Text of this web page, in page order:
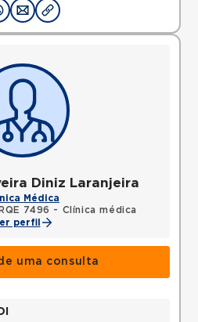
Diniz Laranjeira
Médica
RQE 7496 - Clínica médica
perfil
uma consulta